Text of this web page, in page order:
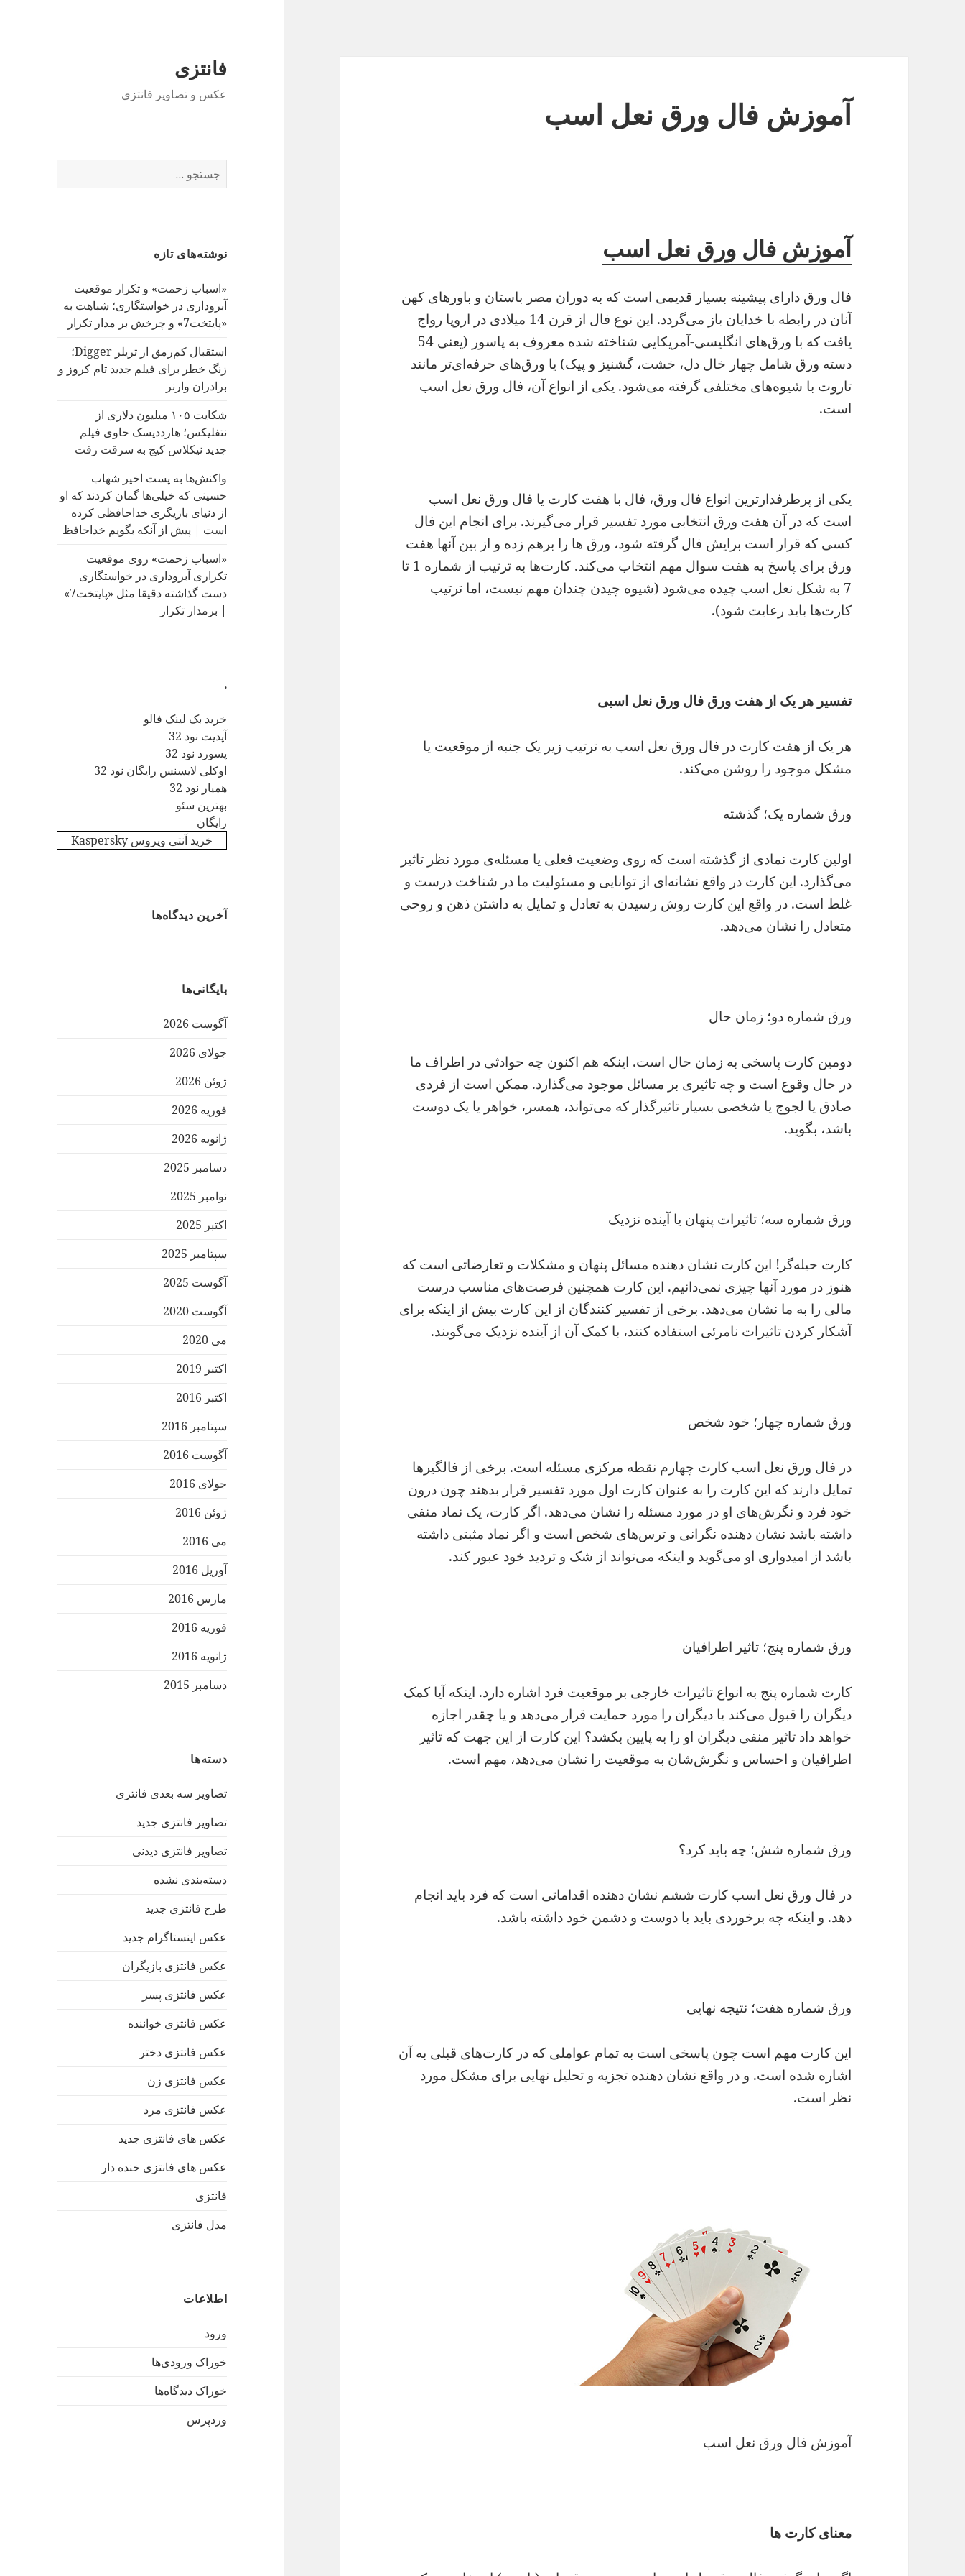
فانتزی
عکس و تصاویر فانتزی
س
ب
ا
ی
:
نوشته‌های تازه
«اسباب زحمت» و تکرار موقعیت
آبروداری در خواستگاری؛ شباهت به
«پایتخت7» و چرخش بر مدار تکرار
استقبال کم‌رمق از تریلر Digger؛
زنگ خطر برای فیلم جدید تام کروز و
برادران وارنر
شکایت ۱۰۵ میلیون دلاری از
نتفلیکس؛ هارددیسک حاوی فیلم
جدید نیکلاس کیج به سرقت رفت
واکنش‌ها به پست اخیر شهاب
حسینی که خیلی‌ها گمان کردند که او
از دنیای بازیگری خداحافظی کرده
است | پیش از آنکه بگویم خداحافظ
«اسباب زحمت» روی موقعیت
تکراری آبروداری در خواستگاری
دست گذاشته دقیقا مثل «پایتخت7»
| برمدار تکرار
.
خرید بک لینک فالو
آپدیت نود 32
پسورد نود 32
اوکلی لایسنس رایگان نود 32
همیار نود 32
بهترین سئو
رایگان
خرید آنتی ویروس Kaspersky
آخرین دیدگاه‌ها
بایگانی‌ها
آگوست 2026
جولای 2026
ژوئن 2026
فوریه 2026
ژانویه 2026
دسامبر 2025
نوامبر 2025
اکتبر 2025
سپتامبر 2025
آگوست 2025
آگوست 2020
می 2020
اکتبر 2019
اکتبر 2016
سپتامبر 2016
آگوست 2016
جولای 2016
ژوئن 2016
می 2016
آوریل 2016
مارس 2016
فوریه 2016
ژانویه 2016
دسامبر 2015
دسته‌ها
تصاویر سه بعدی فانتزی
تصاویر فانتزی جدید
تصاویر فانتزی دیدنی
دسته‌بندی نشده
طرح فانتزی جدید
عکس اینستاگرام جدید
عکس فانتزی بازیگران
عکس فانتزی پسر
عکس فانتزی خواننده
عکس فانتزی دختر
عکس فانتزی زن
عکس فانتزی مرد
عکس های فانتزی جدید
عکس های فانتزی خنده دار
فانتزی
مدل فانتزی
اطلاعات
ورود
خوراک ورودی‌ها
خوراک دیدگاه‌ها
وردپرس
آموزش فال ورق نعل اسب
آموزش فال ورق نعل اسب
فال ورق دارای پیشینه بسیار قدیمی است که به دوران مصر باستان و باورهای کهن
آنان در رابطه با خدایان باز می‌گردد. این نوع فال از قرن 14 میلادی در اروپا رواج
یافت که با ورق‌های انگلیسی-آمریکایی شناخته شده معروف به پاسور (یعنی 54
دسته ورق شامل چهار خال دل، خشت، گشنیز و پیک) یا ورق‌های حرفه‌ای‌تر مانند
تاروت با شیوه‌های مختلفی گرفته می‌شود. یکی از انواع آن، فال ورق نعل اسب
است.
یکی از پرطرفدارترین انواع فال ورق، فال با هفت کارت یا فال ورق نعل اسب
است که در آن هفت ورق انتخابی مورد تفسیر قرار می‌گیرند. برای انجام این فال
کسی که قرار است برایش فال گرفته شود، ورق ‌ها را برهم زده و از بین آنها هفت
ورق برای پاسخ به هفت سوال مهم انتخاب می‌کند. کارت‌ها به ترتیب از شماره 1 تا
7 به شکل نعل اسب چیده می‌شود (شیوه چیدن چندان مهم نیست، اما ترتیب
کارت‌ها باید رعایت شود).
تفسیر هر یک از هفت ورق فال ورق نعل اسبی
هر یک از هفت کارت در فال ورق نعل اسب به ترتیب زیر یک جنبه از موقعیت یا
مشکل موجود را روشن می‌کند.
ورق شماره یک؛ گذشته
اولین کارت نمادی از گذشته است که روی وضعیت فعلی یا مسئله‌ی مورد نظر تاثیر
می‌گذارد. این کارت در واقع نشانه‌ای از توانایی و مسئولیت ما در شناخت درست و
غلط است. در واقع این کارت روش رسیدن به تعادل و تمایل به داشتن ذهن و روحی
متعادل را نشان می‌دهد.
ورق شماره دو؛ زمان حال
دومین کارت پاسخی به زمان حال است. اینکه هم اکنون چه حوادثی در اطراف ما
در حال وقوع است و چه تاثیری بر مسائل موجود می‌گذارد. ممکن است از فردی
صادق یا لجوج یا شخصی بسیار تاثیرگذار که می‌تواند، همسر،‌ خواهر یا یک دوست
باشد، بگوید.
ورق شماره سه؛ تاثیرات پنهان یا آینده نزدیک
کارت حیله‌گر! این کارت نشان دهنده مسائل پنهان و مشکلات و تعارضاتی است که
هنوز در مورد آنها چیزی نمی‌دانیم. این کارت همچنین فرصت‌های مناسب درست
مالی را به ما نشان می‌دهد. برخی از تفسیر کنندگان از این کارت بیش از اینکه برای
آشکار کردن تاثیرات نامرئی استفاده کنند، با کمک آن از آینده نزدیک می‌گویند.
ورق شماره چهار؛ خود شخص
در فال ورق نعل اسب کارت چهارم نقطه مرکزی مسئله است. برخی از فالگیرها
تمایل دارند که این کارت را به عنوان کارت اول مورد تفسیر قرار بدهند چون درون
خود فرد و نگرش‌های او در مورد مسئله را نشان می‌دهد. اگر کارت،‌ یک نماد منفی
داشته باشد نشان دهنده نگرانی و ترس‌های شخص است و اگر نماد مثبتی داشته
باشد از امیدواری او می‌گوید و اینکه می‌تواند از شک و تردید خود عبور کند.
ورق شماره پنج؛ تاثیر اطرافیان
کارت شماره پنج به انواع تاثیرات خارجی بر موقعیت فرد اشاره دارد. اینکه آیا کمک
دیگران را قبول می‌کند یا دیگران را مورد حمایت قرار می‌دهد و یا چقدر اجازه
خواهد داد تاثیر منفی دیگران او را به پایین بکشد؟ این کارت از این جهت که تاثیر
اطرافیان و احساس و نگرش‌شان به موقعیت را نشان می‌دهد، مهم است.
ورق شماره شش؛‌ چه باید کرد؟
در فال ورق نعل اسب کارت ششم نشان دهنده اقداماتی است که فرد باید انجام
دهد. و اینکه چه برخوردی باید با دوست و دشمن خود داشته باشد.
ورق شماره هفت؛ نتیجه نهایی
این کارت مهم است چون پاسخی است به تمام عواملی که در کارت‌های قبلی به آن
اشاره شده است. و در واقع نشان دهنده تجزیه و تحلیل نهایی برای مشکل مورد
نظر است.
آموزش فال ورق نعل اسب
معنای کارت ها